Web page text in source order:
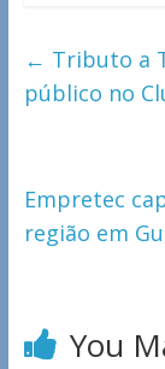
← Tributo a
público no
Empretec
região em
You